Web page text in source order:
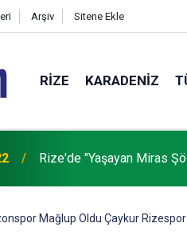
Arşiv Sitene Ekle
RIZE KARADENIZ
Rize'de "Yaşayan Miras
Mağlup Oldu Çaykur